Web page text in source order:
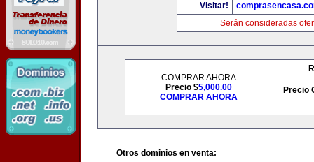
Visitar!
Serán consideradas
COMPRAR AHORA
Precio $5,000.00
COMPRAR AHORA
Precio
Otros dominios en venta: